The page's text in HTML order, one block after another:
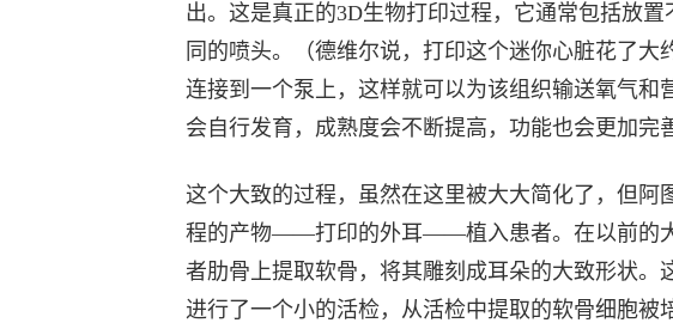
出。这是真正的3D生物打印过程，它通常包括放
同的喷头。（德维尔说，打印这个迷你心脏花了
连接到一个泵上，这样就可以为该组织输送氧气和
会自行发育，成熟度会不断提高，功能也会更加完
这个大致的过程，虽然在这里被大大简化了，但阿
程的产物——打印的外耳——植入患者。在以前的
者肋骨上提取软骨，将其雕刻成耳朵的大致形状。
进行了一个小的活检，从活检中提取的软骨细胞被